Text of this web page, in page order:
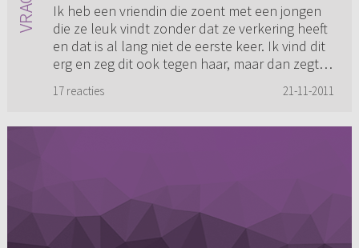
Ik heb een vriendin die zoent met een jongen
die ze leuk vindt zonder dat ze verkering heeft
en dat is al lang niet de eerste keer. Ik vind dit
erg en zeg dit ook tegen haar, maar dan zegt
17 reacties 21-11-2011